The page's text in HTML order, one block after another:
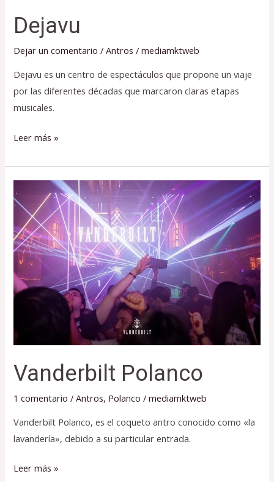
Dejavu
Dejar un comentario /Antros /mediamktweb
Dejavu es un centro de espectáculos que propone un viaje
por las diferentes décadas que marcaron claras etapas
musicales.
Leer más »
Vanderbilt Polanco
1 comentario /Antros, Polanco /mediamktweb
Vanderbilt Polanco, es el coqueto antro conocido como «la
lavandería», debido a su particular entrada.
Vanderbilt
Polanco
Leer más »